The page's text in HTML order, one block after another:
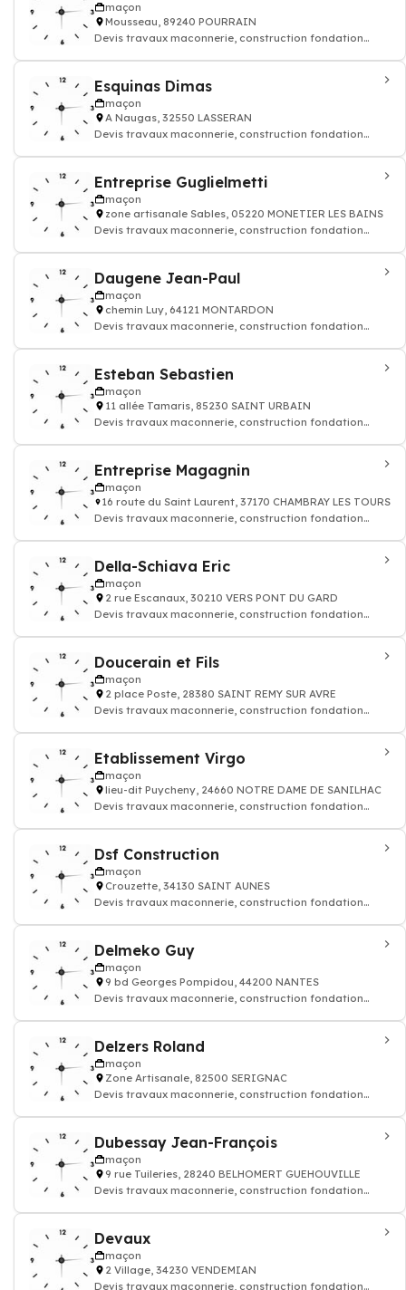
maçon
Mousseau, 89240 POURRAIN
Devis travaux maconnerie, construction fondation
Esquinas Dimas
maçon
A Naugas, 32550 LASSERAN
Devis travaux maconnerie, construction fondation
Entreprise Guglielmetti
maçon
zone artisanale Sables, 05220 MONETIER LES BAINS
Devis travaux maconnerie, construction fondation
Daugene Jean-Paul
maçon
chemin Luy, 64121 MONTARDON
Devis travaux maconnerie, construction fondation
Esteban Sebastien
maçon
11 allée Tamaris, 85230 SAINT URBAIN
Devis travaux maconnerie, construction fondation
Entreprise Magagnin
maçon
16 route du Saint Laurent, 37170 CHAMBRAY LES TOURS
Devis travaux maconnerie, construction fondation
Della-Schiava Eric
maçon
2 rue Escanaux, 30210 VERS PONT DU GARD
Devis travaux maconnerie, construction fondation
Doucerain et Fils
maçon
2 place Poste, 28380 SAINT REMY SUR AVRE
Devis travaux maconnerie, construction fondation
Etablissement Virgo
maçon
lieu-dit Puycheny, 24660 NOTRE DAME DE SANILHAC
Devis travaux maconnerie, construction fondation
Dsf Construction
maçon
Crouzette, 34130 SAINT AUNES
Devis travaux maconnerie, construction fondation
Delmeko Guy
maçon
9 bd Georges Pompidou, 44200 NANTES
Devis travaux maconnerie, construction fondation
Delzers Roland
maçon
Zone Artisanale, 82500 SERIGNAC
Devis travaux maconnerie, construction fondation
Dubessay Jean-François
maçon
9 rue Tuileries, 28240 BELHOMERT GUEHOUVILLE
Devis travaux maconnerie, construction fondation
Devaux
maçon
2 Village, 34230 VENDEMIAN
Devis travaux maconnerie, construction fondation